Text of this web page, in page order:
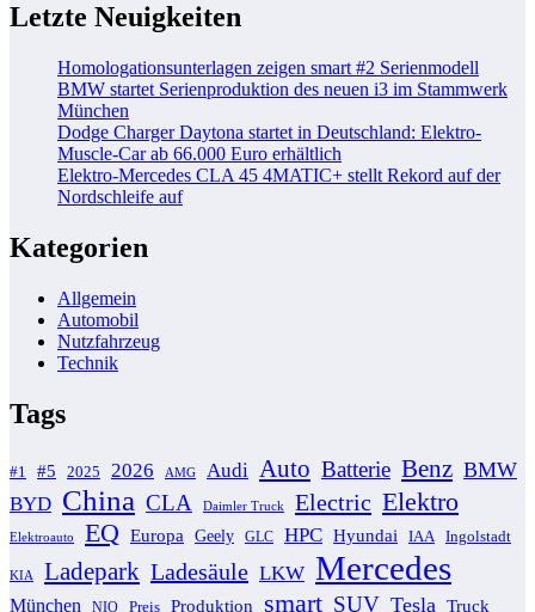
Letzte Neuigkeiten
Homologationsunterlagen zeigen smart #2 Serienmodell
BMW startet Serienproduktion des neuen i3 im Stammwerk
München
Dodge Charger Daytona startet in Deutschland: Elektro-
Muscle-Car ab 66.000 Euro erhältlich
Elektro-Mercedes CLA 45 4MATIC+ stellt Rekord auf der
Nordschleife auf
Kategorien
Allgemein
Automobil
Nutzfahrzeug
Technik
Tags
#1 #5 2025 2026 AMG Audi Auto Batterie Benz BMW
BYD China CLA Daimler Truck Electric Elektro
Elektroauto EQ Europa Geely GLC HPC Hyundai IAA Ingolstadt
KIA Ladepark Ladesäule LKW Mercedes
München NIO Preis Produktion smart SUV Tesla Truck